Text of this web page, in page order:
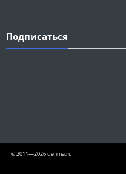
Подписаться
© 2011—2026 uefima.ru